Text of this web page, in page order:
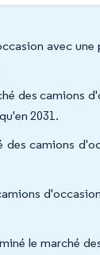
avec une
des camions
2031.
des camions
le marché